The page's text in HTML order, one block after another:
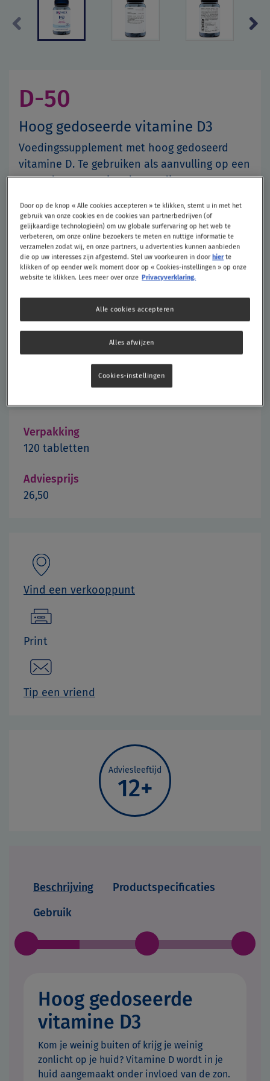
Previous Next
D-50
Hoog gedoseerde vitamine D3
Voedingssupplement met hoog gedoseerd
vitamine D. Te gebruiken als aanvulling op een
gezonde en gevarieerde voeding.
Ondersteuning immuunsysteem
Goed voor het skelet
Ondersteunt de natuurlijke afweer van
het lichaam
Helpt valrisico bij ouderen te
Bestel nu
Verpakking
120 tabletten
Adviesprijs
26,50
Vind een verkooppunt
Print
Tip een vriend
Adviesleeftijd
12+
Beschrijving
Productspecificaties
Gebruik
Hoog gedoseerde
vitamine D3
Kom je weinig buiten of krijg je weinig
zonlicht op je huid? Vitamine D wordt in je
huid aangemaakt onder invloed van de zon.
Door op de knop « Alle cookies accepteren » te klikken, stemt u in met het
gebruik van onze cookies en de cookies van partnerbedrijven (of
gelijkaardige technologieën) om uw globale surfervaring op het web te
verbeteren, om onze online bezoekers te meten en nuttige informatie te
verzamelen zodat wij, en onze partners, u advertenties kunnen aanbieden
die op uw interesses zijn afgestemd. Stel uw voorkeuren in doorhierte
klikken of op eender welk moment door op « Cookies-instellingen » op onze
website te klikken. Lees meer over onze Privacyverklaring.
Alles afwijzen
Alle cookies accepteren
Cookies-instellingen